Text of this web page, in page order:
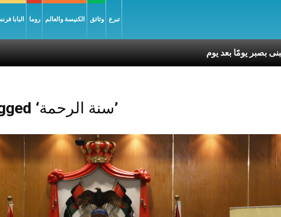
البابا روما الكنيسة والعالم وثائق تبرع
Posts Tagged ‘سنة الرحمة’